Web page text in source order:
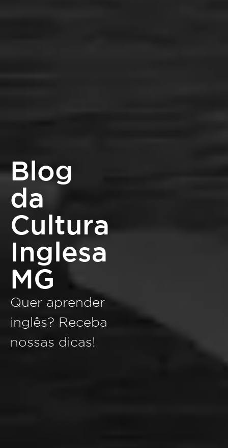
Blog
da
Cultura
Inglesa
MG
Quer aprender
inglês? Receba
nossas dicas!